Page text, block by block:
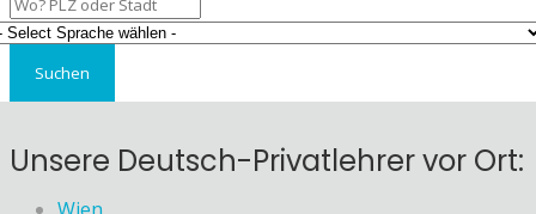
Unsere Deutsch-Privatlehrer vor Ort:
Wien